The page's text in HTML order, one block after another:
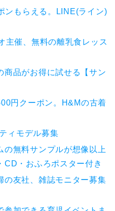
ンもらえる。LINE(ライン)
主催、無料の離乳食レッス
商品がお得に試せる【サン
円クーポン。H&Mの古着
ィモデル募集
の無料サンプルが想像以上
CD・おふろポスター付き
の友社、雑誌モニター募集